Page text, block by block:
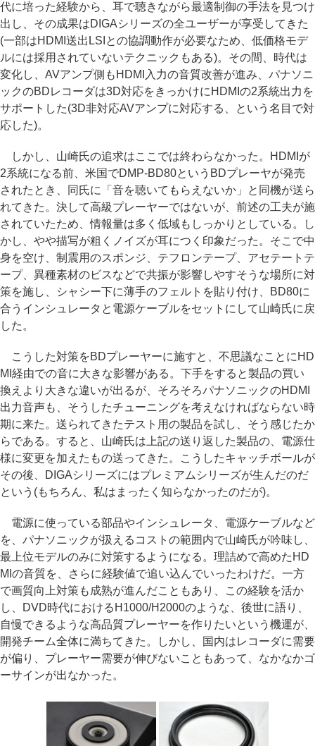
代に培った経験から、耳で聴きながら最適制御の手法を見つけ
出し、その成果はDIGAシリーズの全ユーザーが享受してきた
(一部はHDMI送出LSIとの協調動作が必要なため、低価格モデ
ルには採用されていないテクニックもある)。その間、時代は
変化し、AVアンプ側もHDMI入力の音質改善が進み、パナソニ
ックのBDレコーダは3D対応をきっかけにHDMIの2系統出力を
サポートした(3D非対応AVアンプに対応する、という名目で対
応した)。
しかし、山崎氏の追求はここでは終わらなかった。HDMIが
2系統になる前、米国でDMP-BD80というBDプレーヤが発売
されたとき、同氏に「音を聴いてもらえないか」と同機が送ら
れてきた。決して高級プレーヤーではないが、前述の工夫が施
されていたため、情報量は多く低域もしっかりとしている。し
かし、やや描写が粗くノイズが耳につく印象だった。そこで中
身を空け、制震用のスポンジ、テフロンテープ、アセテートテ
ープ、異種素材のビスなどで共振が影響しやすそうな場所に対
策を施し、シャシー下に薄手のフェルトを貼り付け、BD80に
合うインシュレータと電源ケーブルをセットにして山崎氏に戻
した。
こうした対策をBDプレーヤーに施すと、不思議なことにHD
MI経由での音に大きな影響がある。下手をすると製品の買い
換えより大きな違いが出るが、そろそろパナソニックのHDMI
出力音声も、そうしたチューニングを考えなければならない時
期に来た。送られてきたテスト用の製品を試し、そう感じたか
らである。すると、山崎氏は上記の送り返した製品の、電源仕
様に変更を加えたもの送ってきた。こうしたキャッチボールが
その後、DIGAシリーズにはプレミアムシリーズが生んだのだ
という(もちろん、私はまったく知らなかったのだが)。
電源に使っている部品やインシュレータ、電源ケーブルなど
を、パナソニックが扱えるコストの範囲内で山崎氏が吟味し、
最上位モデルのみに対策するようになる。理詰めで高めたHD
MIの音質を、さらに経験値で追い込んでいったわけだ。一方
で画質向上対策も成熟が進んだこともあり、この経験を活か
し、DVD時代におけるH1000/H2000のような、後世に語り、
自慢できるような高品質プレーヤーを作りたいという機運が、
開発チーム全体に満ちてきた。しかし、国内はレコーダに需要
が偏り、プレーヤー需要が伸びないこともあって、なかなかゴ
ーサインが出なかった。